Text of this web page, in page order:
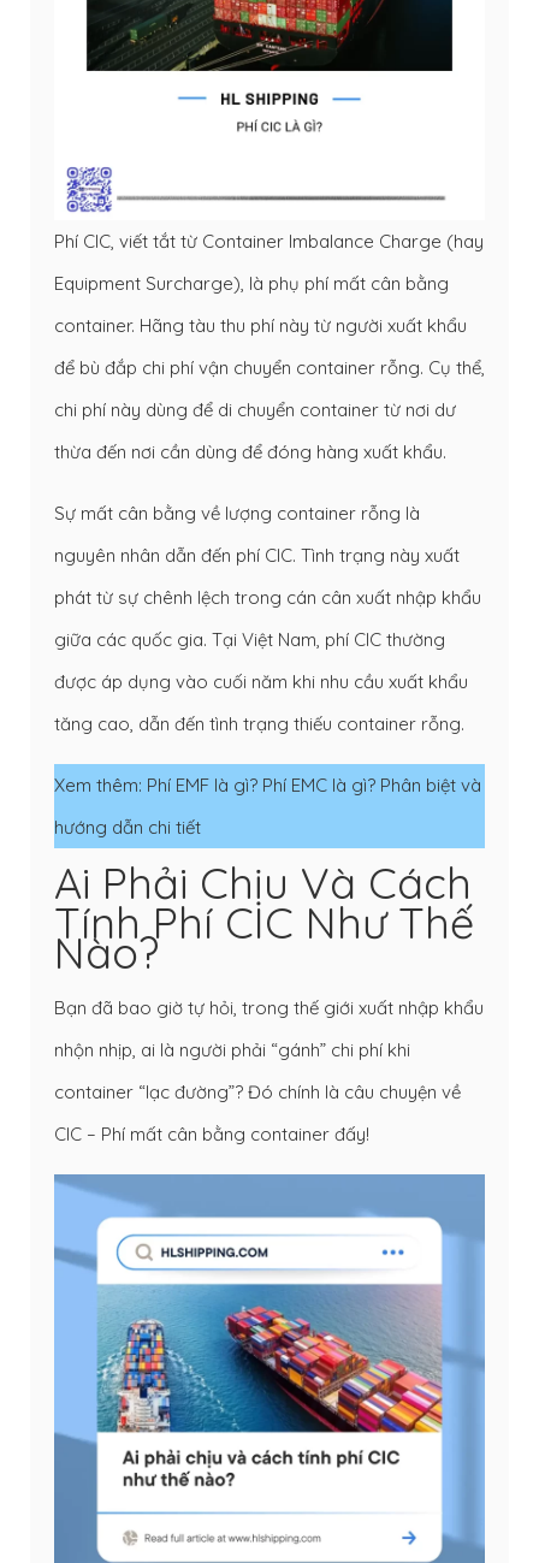
Phí CIC, viết tắt từ Container Imbalance Charge (hay
Equipment Surcharge), là phụ phí mất cân bằng
container. Hãng tàu thu phí này từ người xuất khẩu
để bù đắp chi phí vận chuyển container rỗng. Cụ thể,
chi phí này dùng để di chuyển container từ nơi dư
thừa đến nơi cần dùng để đóng hàng xuất khẩu.
Sự mất cân bằng về lượng container rỗng là
nguyên nhân dẫn đến phí CIC. Tình trạng này xuất
phát từ sự chênh lệch trong cán cân xuất nhập khẩu
giữa các quốc gia. Tại Việt Nam, phí CIC thường
được áp dụng vào cuối năm khi nhu cầu xuất khẩu
tăng cao, dẫn đến tình trạng thiếu container rỗng.
Xem thêm: Phí EMF là gì? Phí EMC là gì? Phân biệt và
hướng dẫn chi tiết
Ai Phải Chịu Và Cách
Tính Phí CIC Như Thế
Nào?
Bạn đã bao giờ tự hỏi, trong thế giới xuất nhập khẩu
nhộn nhịp, ai là người phải “gánh” chi phí khi
container “lạc đường”? Đó chính là câu chuyện về
CIC – Phí mất cân bằng container đấy!